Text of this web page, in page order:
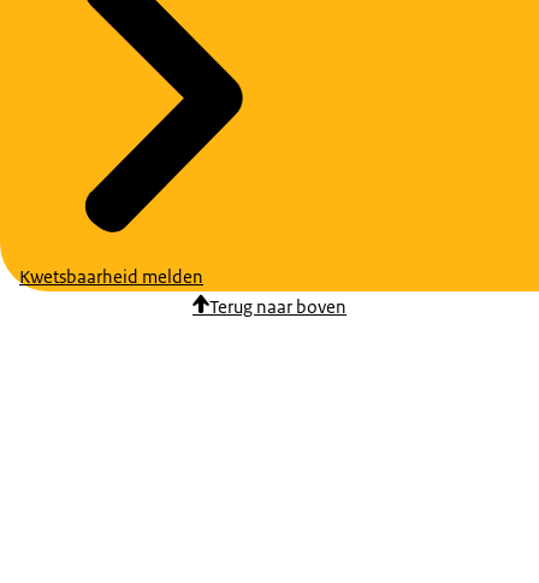
Kwetsbaarheid melden
Terug naar boven